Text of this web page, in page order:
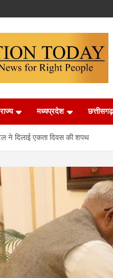
राज्य मध्यप्रदेश छत्तीसगढ़
ने दिलाई एकता दिवस की शपथ